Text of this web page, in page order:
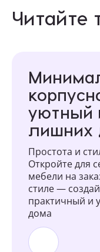
Читайте
уютный
лишних
Простота и
Откройте для
мебели на
стиле —
практичный и
дома